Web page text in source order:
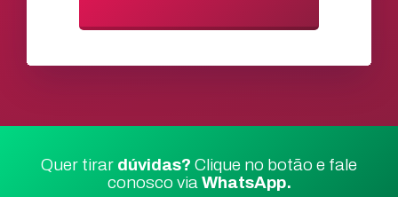
Quer tirar dúvidas? Clique no botão e fale
conosco via WhatsApp.